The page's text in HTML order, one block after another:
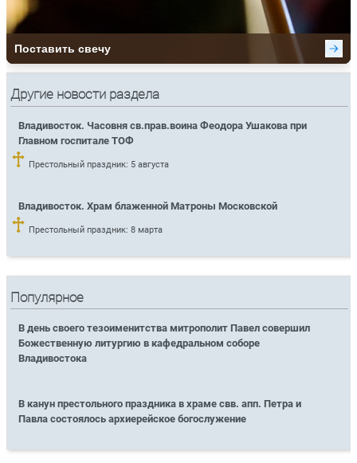
Другие новости раздела
Владивосток. Часовня св.прав.воина Феодора Ушакова при
Главном госпитале ТОФ
Престольный праздник: 5 августа
Владивосток. Храм блаженной Матроны Московской
Престольный праздник: 8 марта
Популярное
В день своего тезоименитства митрополит Павел совершил
Божественную литургию в кафедральном соборе
Владивостока
В канун престольного праздника в храме свв. апп. Петра и
Павла состоялось архиерейское богослужение